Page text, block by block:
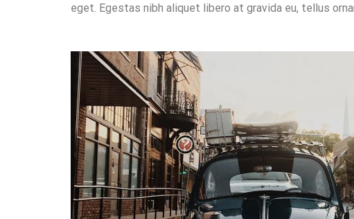
eget. Egestas nibh aliquet libero at gravida eu, tellus